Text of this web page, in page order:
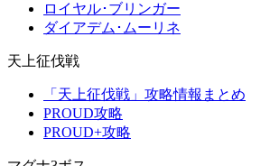
ロイヤル･ブリンガー
ダイアデム･ムーリネ
天上征伐戦
「天上征伐戦」攻略情報まとめ
PROUD攻略
PROUD+攻略